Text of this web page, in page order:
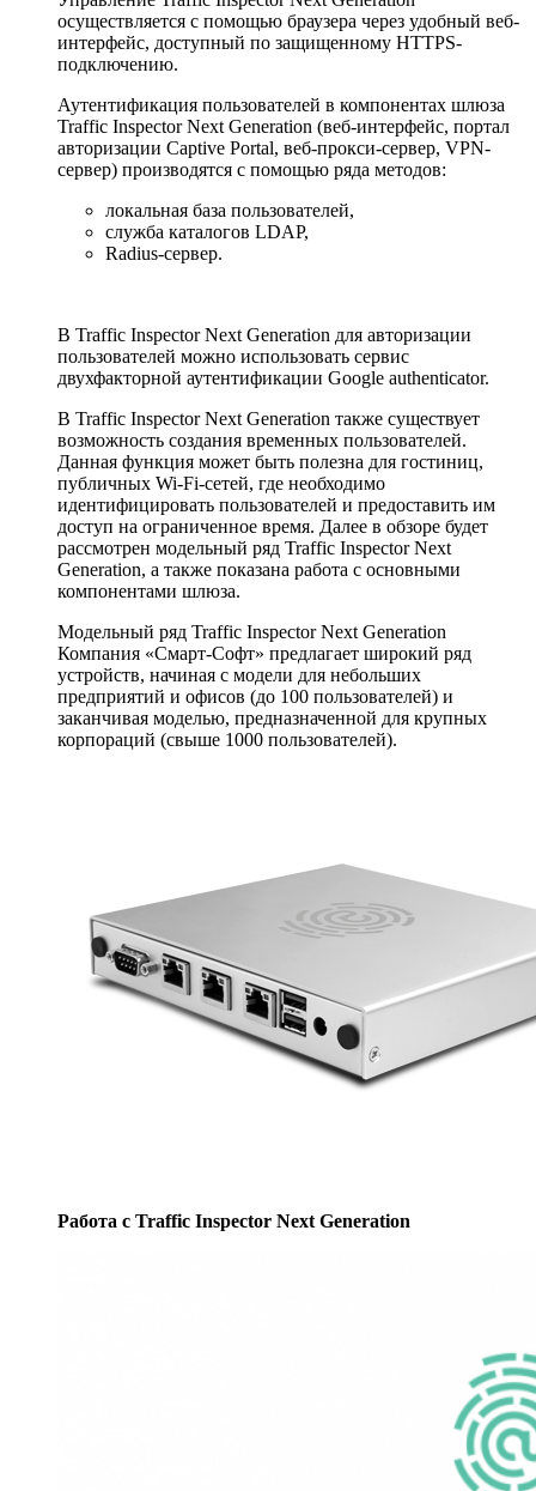
осуществляется c помощью браузера через удобный веб-
интерфейс, доступный по защищенному HTTPS-
подключению.
Аутентификация пользователей в компонентах шлюза
Traffic Inspector Next Generation (веб-интерфейс, портал
авторизации Captive Portal, веб-прокси-сервер, VPN-
сервер) производятся с помощью ряда методов:
локальная база пользователей,
служба каталогов LDAP,
Radius-сервер.
В Traffic Inspector Next Generation для авторизации
пользователей можно использовать сервис
двухфакторной аутентификации Google authenticator.
В Traffic Inspector Next Generation также существует
возможность создания временных пользователей.
Данная функция может быть полезна для гостиниц,
публичных Wi-Fi-сетей, где необходимо
идентифицировать пользователей и предоставить им
доступ на ограниченное время. Далее в обзоре будет
рассмотрен модельный ряд Traffic Inspector Next
Generation, а также показана работа с основными
компонентами шлюза.
Модельный ряд Traffic Inspector Next Generation
Компания «Смарт-Софт» предлагает широкий ряд
устройств, начиная с модели для небольших
предприятий и офисов (до 100 пользователей) и
заканчивая моделью, предназначенной для крупных
корпораций (свыше 1000 пользователей).
Работа с Traffic Inspector Next Generation